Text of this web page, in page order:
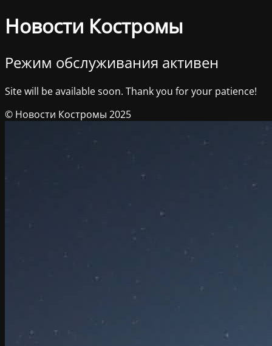
Новости Костромы
Режим обслуживания активен
Site will be available soon. Thank you for your patience!
© Новости Костромы 2025